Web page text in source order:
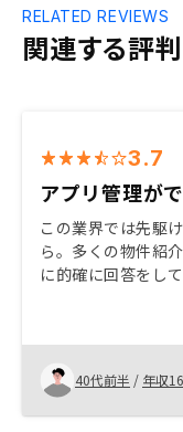
関連する評判
RELATED REVIEWS
3.7
アプリ管理が
この業界では先駆
ら。多くの物件紹
に的確に回答をし
は良かった。団信
ネージできている
40代前半 / 年収